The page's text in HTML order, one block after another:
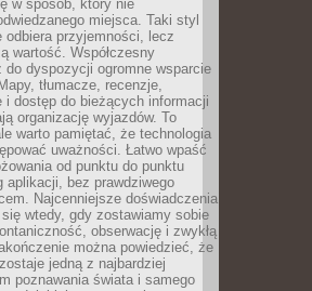
w sposób, który nie
miejsca. Taki styl
odbiera przyjemności, lecz
wartość. Współczesny
do dyspozycji ogromne wsparcie
tłumacze, recenzje,
i dostęp do bieżących informacji
organizację wyjazdów. To
warto pamiętać, że technologia
uważności. Łatwo wpaść
od punktu do punktu
aplikacji, bez prawdziwego
Najcenniejsze doświadczenia
wtedy, gdy zostawiamy sobie
obserwację i zwykłą
można powiedzieć, że
jedną z najbardziej
poznawania świata i samego